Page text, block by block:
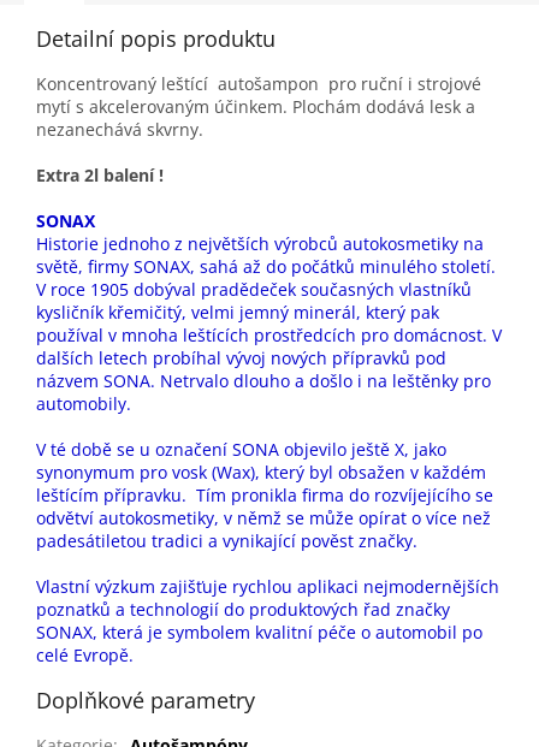
Detailní popis produktu
Koncentrovaný leštící autošampon pro ruční i strojové
mytí s akcelerovaným účinkem. Plochám dodává lesk a
nezanechává skvrny.
Extra 2l balení !
SONAX
Historie jednoho z největších výrobců autokosmetiky na
světě, firmy SONAX, sahá až do počátků minulého století.
V roce 1905 dobýval pradědeček současných vlastníků
kysličník křemičitý, velmi jemný minerál, který pak
používal v mnoha leštících prostředcích pro domácnost. V
dalších letech probíhal vývoj nových přípravků pod
názvem SONA. Netrvalo dlouho a došlo i na leštěnky pro
automobily.
V té době se u označení SONA objevilo ještě X, jako
synonymum pro vosk (Wax), který byl obsažen v každém
leštícím přípravku. Tím pronikla firma do rozvíjejícího se
odvětví autokosmetiky, v němž se může opírat o více než
padesátiletou tradici a vynikající pověst značky.
Vlastní výzkum zajišťuje rychlou aplikaci nejmodernějších
poznatků a technologií do produktových řad značky
SONAX, která je symbolem kvalitní péče o automobil po
celé Evropě.
Doplňkové parametry